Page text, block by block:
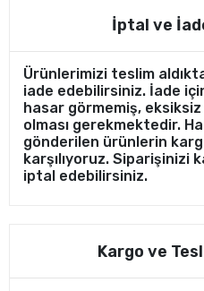
İptal ve
Ürünlerimizi teslim
iade edebilirsiniz. İade
hasar görmemiş,
olması gerekmektedir.
gönderilen ürünlerin
karşılıyoruz. Siparişinizi
iptal edebilirsiniz.
Kargo ve